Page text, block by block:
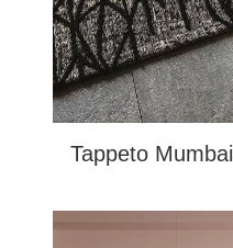
Tappeto Mumbai